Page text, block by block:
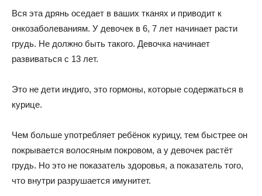
Вся эта дрянь оседает в ваших тканях и приводит к
онкозаболеваниям. У девочек в 6, 7 лет начинает расти
грудь. Не должно быть такого. Девочка начинает
развиваться с 13 лет.
Это не дети индиго, это гормоны, которые содержаться в
курице.
Чем больше употребляет ребёнок курицу, тем быстрее он
покрывается волосяным покровом, а у девочек растёт
грудь. Но это не показатель здоровья, а показатель того,
что внутри разрушается имунитет.